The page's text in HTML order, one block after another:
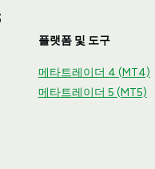
플랫폼 및 도구
메타트레이더 4 (MT4)
메타트레이더 5 (MT5)